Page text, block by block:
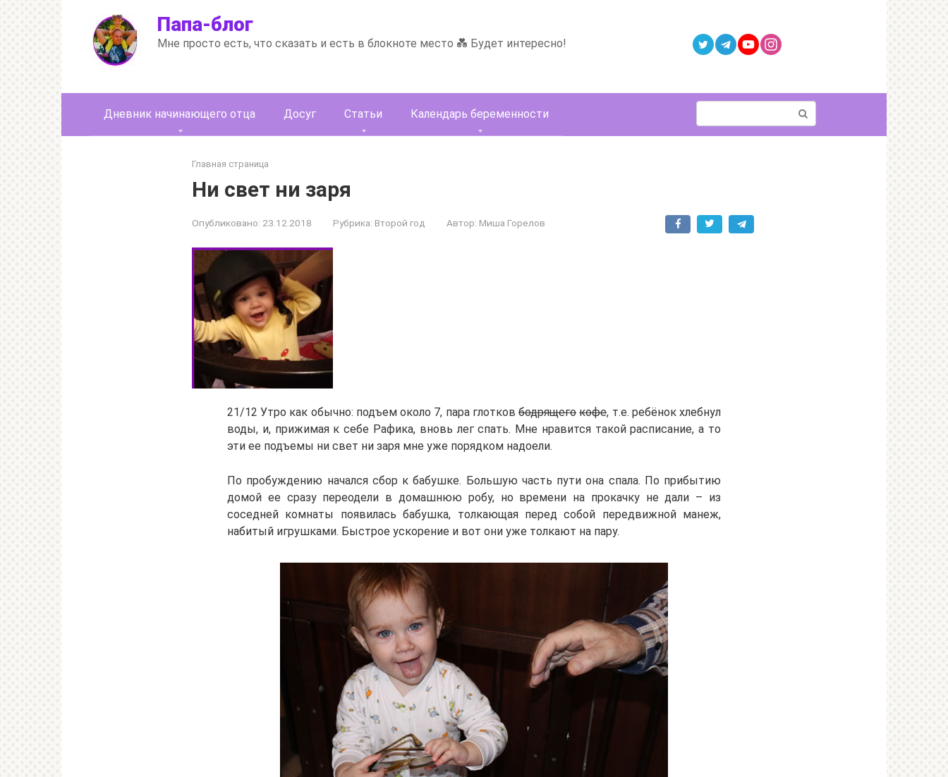
Папа-блог
Мне просто есть, что сказать и есть в блокноте место 💑 Будет интересно!
Дневник начинающего отца Досуг Статьи Календарь беременности
Главная страница
Ни свет ни заря
Опубликовано: 23.12.2018 Рубрика: Второй год Автор: Миша Горелов
21/12 Утро как обычно: подъем около 7, пара глотковбодрящего кофе, т.е. ребёнок хлебнул
воды, и, прижимая к себе Рафика, вновь лег спать. Мне нравится такой расписание, а то
эти ее подъемы ни свет ни заря мне уже порядком надоели.
По пробуждению начался сбор к бабушке. Большую часть пути она спала. По прибытию
домой ее сразу переодели в домашнюю робу, но времени на прокачку не дали – из
соседней комнаты появилась бабушка, толкающая перед собой передвижной манеж,
набитый игрушками. Быстрое ускорение и вот они уже толкают на пару.